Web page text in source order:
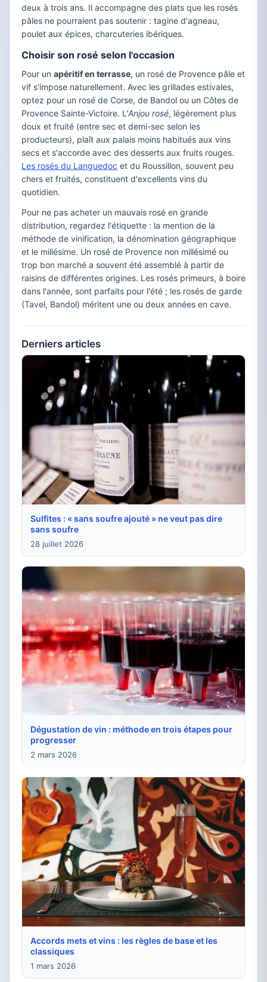
deux à trois ans. Il accompagne des plats que les rosés
pâles ne pourraient pas soutenir : tagine d'agneau,
poulet aux épices, charcuteries ibériques.
Choisir son rosé selon l'occasion
Pour un apéritif en terrasse, un rosé de Provence pâle et
vif s'impose naturellement. Avec les grillades estivales,
optez pour un rosé de Corse, de Bandol ou un Côtes de
Provence Sainte-Victoire. L'Anjou rosé, légèrement plus
doux et fruité (entre sec et demi-sec selon les
producteurs), plaît aux palais moins habitués aux vins
secs et s'accorde avec des desserts aux fruits rouges.
Les rosés du Languedoc et du Roussillon, souvent peu
chers et fruités, constituent d'excellents vins du
quotidien.
Pour ne pas acheter un mauvais rosé en grande
distribution, regardez l'étiquette : la mention de la
méthode de vinification, la dénomination géographique
et le millésime. Un rosé de Provence non millésimé ou
trop bon marché a souvent été assemblé à partir de
raisins de différentes origines. Les rosés primeurs, à boire
dans l'année, sont parfaits pour l'été ; les rosés de garde
(Tavel, Bandol) méritent une ou deux années en cave.
Derniers articles
Sulfites : « sans soufre ajouté » ne veut pas dire
sans soufre
28 juillet 2026
Dégustation de vin : méthode en trois étapes pour
progresser
2 mars 2026
Accords mets et vins : les règles de base et les
classiques
1 mars 2026